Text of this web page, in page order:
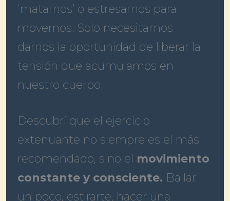
‘matarnos’ o estresarnos para
movernos. Solo necesitamos
darnos la oportunidad de liberar la
tensión que acumulamos en
nuestro cuerpo.
Descubrí que el ejercicio
extenuante no siempre es el más
recomendado, sino el movimiento
constante y consciente. Bailar
un poco, estirarte, hacer una